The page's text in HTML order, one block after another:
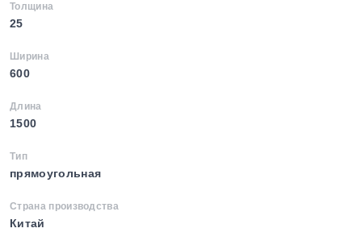
Толщина
25
Ширина
600
Длина
1500
Тип
прямоугольная
Страна производства
Китай